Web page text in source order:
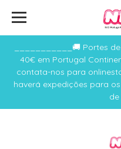
___________🚚 Portes
40€ em Portugal
contata-nos para
haverá expedições para